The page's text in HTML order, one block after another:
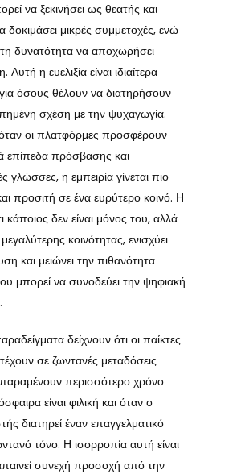
να ξεκινήσει ως θεατής και
δοκιμάσει μικρές συμμετοχές, ενώ
δυνατότητα να αποχωρήσει
Αυτή η ευελιξία είναι ιδιαίτερα
όσους θέλουν να διατηρήσουν
σχέση με την ψυχαγωγία.
οι πλατφόρμες προσφέρουν
επίπεδα πρόσβασης και
γλώσσες, η εμπειρία γίνεται πιο
προσιτή σε ένα ευρύτερο κοινό. Η
κάποιος δεν είναι μόνος του, αλλά
κοινότητας, ενισχύει
και μειώνει την πιθανότητα
μπορεί να συνοδεύει την ψηφιακή
δείχνουν ότι οι παίκτες
σε ζωντανές μεταδόσεις
περισσότερο χρόνο
είναι φιλική και όταν ο
διατηρεί έναν επαγγελματικό
τόνο. Η ισορροπία αυτή είναι
συνεχή προσοχή από την